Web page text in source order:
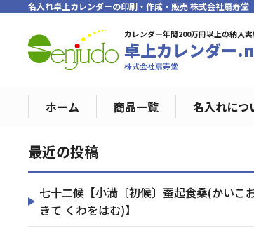
名入れ卓上カレンダーの印刷・作成・販売 株式会社扇寿堂
カレンダー年間200万冊以上の納入
卓上カレンダー
株式会社扇寿堂
ホーム 商品一覧 名入れにつ
最近の投稿
七十二候【小満〔初候〕蚕起食桑(かいこ
きて くわをはむ)】